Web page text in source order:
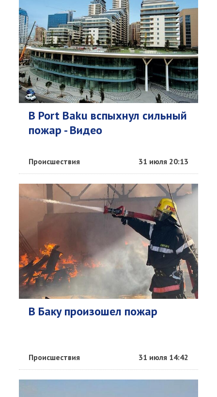
В Port Baku вспыхнул сильный
пожар - Видео
Происшествия 31 июля 20:13
В Баку произошел пожар
Происшествия 31 июля 14:42